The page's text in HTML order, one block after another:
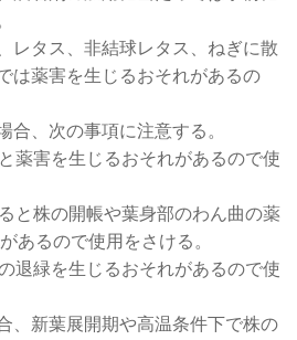
レタス、非結球レタス、ねぎに散
は薬害を生じるおそれがあるの
合、次の事項に注意する。
薬害を生じるおそれがあるので使
と株の開帳や葉身部のわん曲の薬
あるので使用をさける。
退緑を生じるおそれがあるので使
、新葉展開期や高温条件下で株の